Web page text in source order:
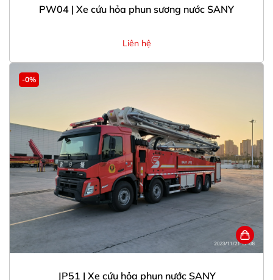
PW04 | Xe cứu hỏa phun sương nước SANY
Liên hệ
-0%
JP51 | Xe cứu hỏa phun nước SANY